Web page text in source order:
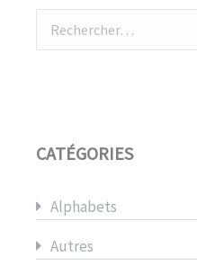
CATÉGORIES
Alphabets
Autres